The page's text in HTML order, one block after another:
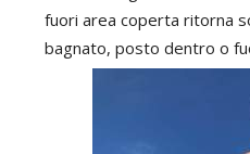
fuori area coperta ritorna
bagnato, posto dentro o